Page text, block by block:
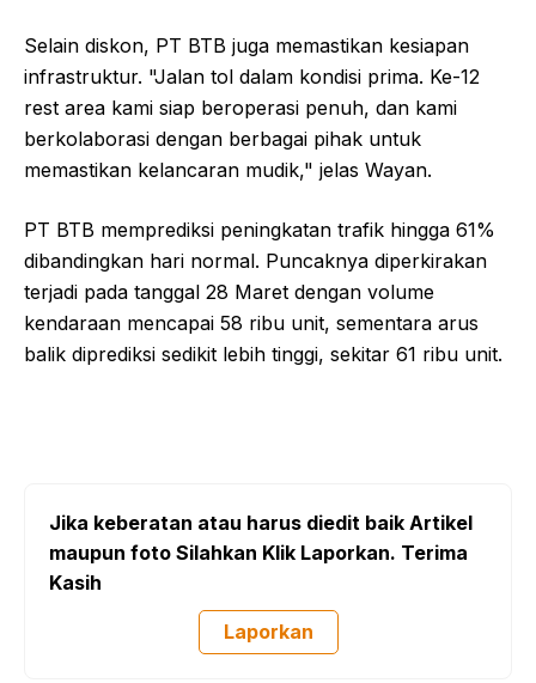
Selain diskon, PT BTB juga memastikan kesiapan
infrastruktur. "Jalan tol dalam kondisi prima. Ke-12
rest area kami siap beroperasi penuh, dan kami
berkolaborasi dengan berbagai pihak untuk
memastikan kelancaran mudik," jelas Wayan.
PT BTB memprediksi peningkatan trafik hingga 61%
dibandingkan hari normal. Puncaknya diperkirakan
terjadi pada tanggal 28 Maret dengan volume
kendaraan mencapai 58 ribu unit, sementara arus
balik diprediksi sedikit lebih tinggi, sekitar 61 ribu unit.
Jika keberatan atau harus diedit baik Artikel
maupun foto Silahkan Klik Laporkan. Terima
Kasih
Laporkan